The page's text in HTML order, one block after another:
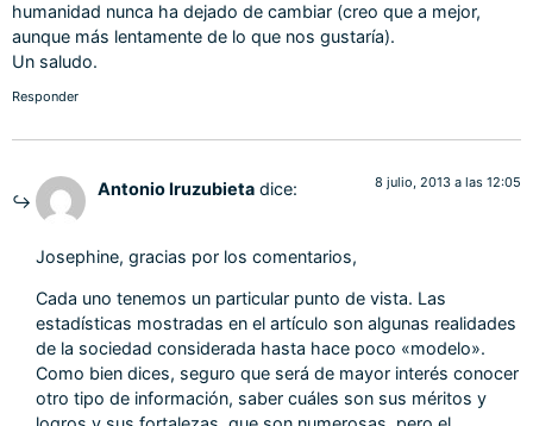
humanidad nunca ha dejado de cambiar (creo que a mejor,
aunque más lentamente de lo que nos gustaría).
Un saludo.
Responder
Antonio Iruzubieta dice: 8 julio, 2013 a las 12:05
Josephine, gracias por los comentarios,
Cada uno tenemos un particular punto de vista. Las
estadísticas mostradas en el artículo son algunas realidades
de la sociedad considerada hasta hace poco «modelo».
Como bien dices, seguro que será de mayor interés conocer
otro tipo de información, saber cuáles son sus méritos y